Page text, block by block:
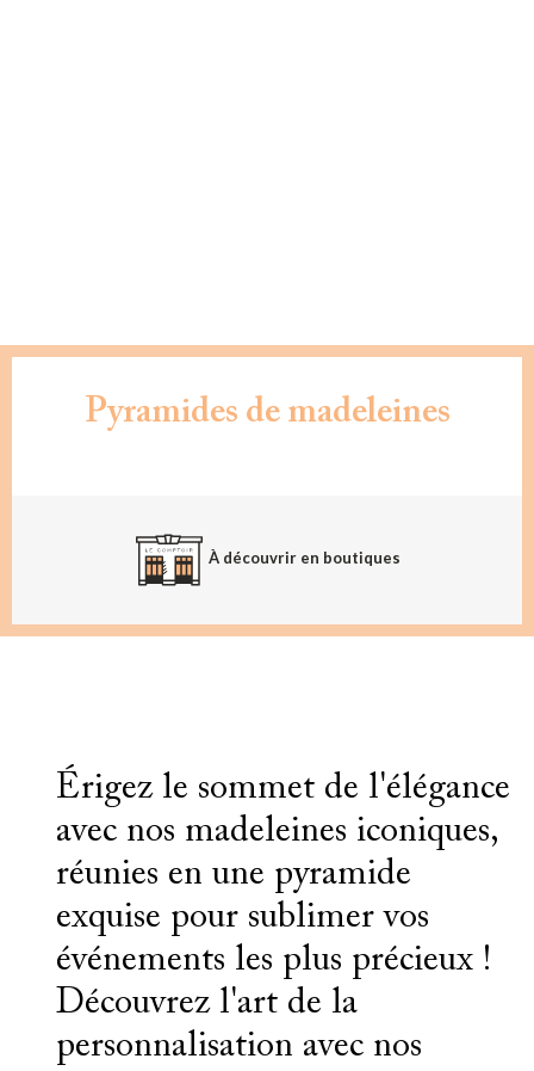
Pyramides de madeleines
À découvrir en boutiques
Érigez le sommet de l'élégance
avec nos madeleines iconiques,
réunies en une pyramide
exquise pour sublimer vos
événements les plus précieux !
Découvrez l'art de la
personnalisation avec nos